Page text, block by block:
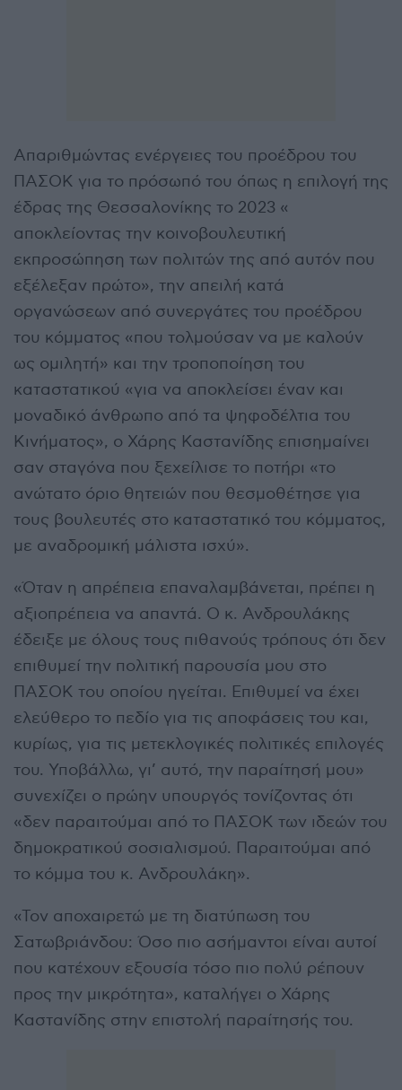
Απαριθμώντας ενέργειες του προέδρου του
ΠΑΣΟΚ για το πρόσωπό του όπως η επιλογή της
έδρας της Θεσσαλονίκης το 2023 «
αποκλείοντας την κοινοβουλευτική
εκπροσώπηση των πολιτών της από αυτόν που
εξέλεξαν πρώτο», την απειλή κατά
οργανώσεων από συνεργάτες του προέδρου
του κόμματος «που τολμούσαν να με καλούν
ως ομιλητή» και την τροποποίηση του
καταστατικού «για να αποκλείσει έναν και
μοναδικό άνθρωπο από τα ψηφοδέλτια του
Κινήματος», ο Χάρης Καστανίδης επισημαίνει
σαν σταγόνα που ξεχείλισε το ποτήρι «το
ανώτατο όριο θητειών που θεσμοθέτησε για
τους βουλευτές στο καταστατικό του κόμματος,
με αναδρομική μάλιστα ισχύ».
«Όταν η απρέπεια επαναλαμβάνεται, πρέπει η
αξιοπρέπεια να απαντά. Ο κ. Ανδρουλάκης
έδειξε με όλους τους πιθανούς τρόπους ότι δεν
επιθυμεί την πολιτική παρουσία μου στο
ΠΑΣΟΚ του οποίου ηγείται. Επιθυμεί να έχει
ελεύθερο το πεδίο για τις αποφάσεις του και,
κυρίως, για τις μετεκλογικές πολιτικές επιλογές
του. Υποβάλλω, γι’ αυτό, την παραίτησή μου»
συνεχίζει ο πρώην υπουργός τονίζοντας ότι
«δεν παραιτούμαι από το ΠΑΣΟΚ των ιδεών του
δημοκρατικού σοσιαλισμού. Παραιτούμαι από
το κόμμα του κ. Ανδρουλάκη».
«Τον αποχαιρετώ με τη διατύπωση του
Σατωβριάνδου: Όσο πιο ασήμαντοι είναι αυτοί
που κατέχουν εξουσία τόσο πιο πολύ ρέπουν
προς την μικρότητα», καταλήγει ο Χάρης
Καστανίδης στην επιστολή παραίτησής του.